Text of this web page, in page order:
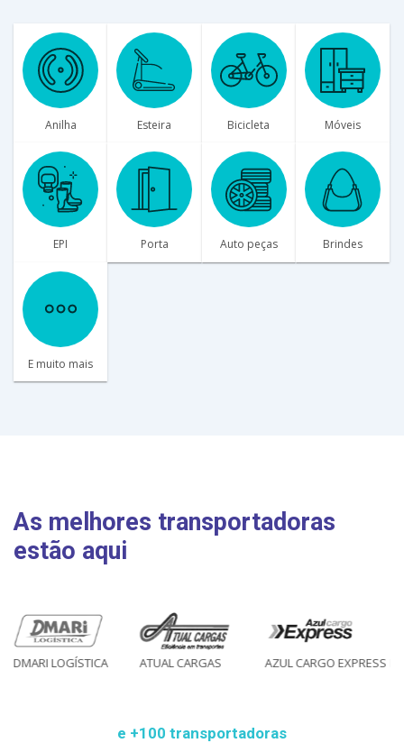
Anilha Esteira Bicicleta Móveis
EPI Porta Auto peças Brindes
E muito mais
As melhores transportadoras
estão aqui
DMARI LOGÍSTICA ATUAL CARGAS AZUL CARGO EXPRESS
e +100 transportadoras